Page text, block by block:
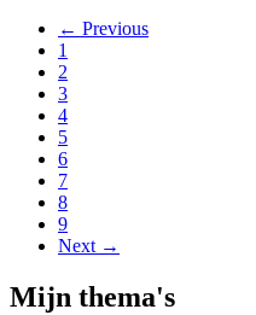
← Previous
1
2
3
4
5
6
7
8
9
Next →
Mijn thema's